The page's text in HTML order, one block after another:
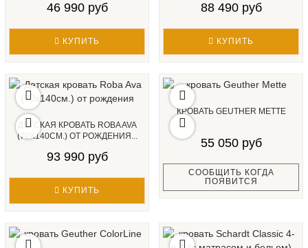
46 990 руб
КУПИТЬ
88 490 руб
КУПИТЬ
ДЕТСКАЯ КРОВАТЬ ROBA AVA
(70Х140СМ.) ОТ РОЖДЕНИЯ...
93 990 руб
КУПИТЬ
КРОВАТЬ GEUTHER METTE
55 050 руб
СООБЩИТЬ КОГДА
ПОЯВИТСЯ